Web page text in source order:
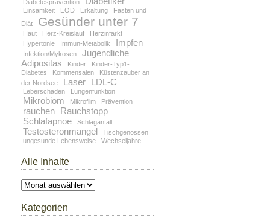
Diabetesprävention
Einsamkeit EOD Erkältung
Fasten und
Diät
Gesünder unter 7
Haut Herz-Kreislauf
Herzinfarkt
Hypertonie
Immun-Metabolik Impfen
Infektion/Mykosen
Jugendliche
Adipositas
Kinder
Kinder-Typ1-
Diabetes
Kommensalen
Küstenzauber an
der Nordsee
Laser LDL-C
Leberschaden Lungenfunktion
Mikrobiom Mikrofilm Prävention
rauchen Rauchstopp
Schlafapnoe
Schlaganfall
Testosteronmangel
Tischgenossen
ungesunde Lebensweise
Wechseljahre
Alle Inhalte
Alle
Inhalte
Kategorien